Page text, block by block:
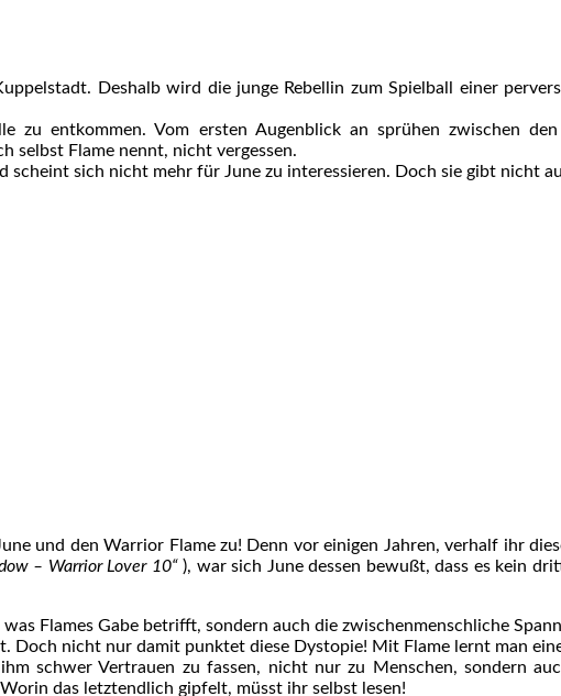
Deshalb wird die junge Rebellin zum Spielball einer
zu entkommen. Vom ersten Augenblick an sprühen zwischen
selbst Flame nennt, nicht vergessen.
sich nicht mehr für June zu interessieren. Doch sie gibt nicht
und den Warrior Flame zu! Denn vor einigen Jahren, verhalf ihr
– Warrior Lover 10“ ), war sich June dessen bewußt, dass es kein
Flames Gabe betrifft, sondern auch die zwischenmenschliche
nicht nur damit punktet diese Dystopie! Mit Flame lernt man
schwer Vertrauen zu fassen, nicht nur zu Menschen, sondern
das letztendlich gipfelt, müsst ihr selbst lesen!